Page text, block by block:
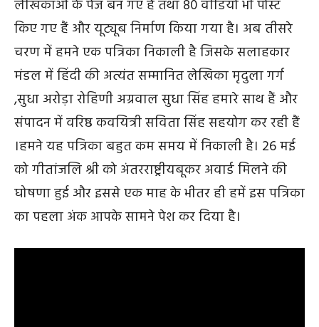
लेखिकाओ के पेज बन गए हैं तथा 80 वीडियो भी पोस्ट
किए गए हैं और यूट्यूब निर्माण किया गया है। अब तीसरे
चरण में हमने एक पत्रिका निकाली है जिसके सलाहकार
मंडल में हिंदी की अत्यंत सम्मानित लेखिका मृदुला गर्ग
,सुधा अरोड़ा रोहिणी अग्रवाल सुधा सिंह हमारे साथ हैं और
संपादन में वरिष्ठ कवयित्री सविता सिंह सहयोग कर रही हैं
।हमने यह पत्रिका बहुत कम समय में निकाली है। 26 मई
को गीतांजलि श्री को अंतरराष्ट्रीयबूकर अवार्ड मिलने की
घोषणा हुई और इससे एक माह के भीतर ही हमें इस पत्रिका
का पहला अंक आपके सामने पेश कर दिया है।